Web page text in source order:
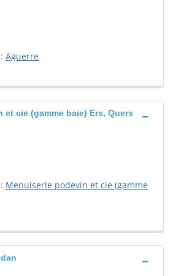
Aguerre
et cie (gamme baie) Ers, Quers
Menuiserie podevin et cie (gamme